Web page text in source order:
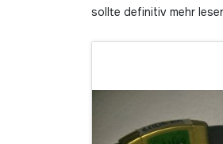
sollte definitiv mehr